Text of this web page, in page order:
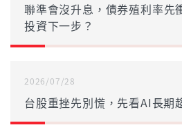
聯準會沒升息，債券殖利率先
投資下一步？
2026/07/28
台股重挫先別慌，先看AI長期